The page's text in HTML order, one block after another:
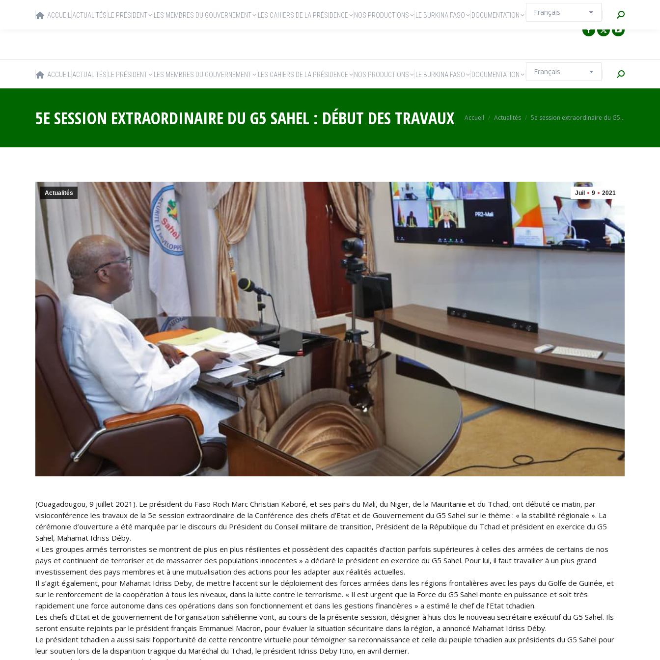
ACCUEIL ACTUALITÉS LE PRÉSIDENT LES MEMBRES DU GOUVERNEMENT LES CAHIERS DE LA PRÉSIDENCE NOS PRODUCTIONS LE BURKINA FASO DOCUMENTATION Recherche
5E SESSION EXTRAORDINAIRE DU G5 SAHEL : DÉBUT DES TRAVAUX Vous êtes ici :
Accueil Actualités 5e session extraordinaire du G5…
Juil 9 2021
Actualités
(Ouagadougou, 9 juillet 2021). Le président du Faso Roch Marc Christian Kaboré, et ses pairs du Mali, du Niger, de la Mauritanie et du Tchad, ont débuté ce matin, par
visioconférence les travaux de la 5e session extraordinaire de la Conférence des chefs d’Etat et de Gouvernement du G5 Sahel sur le thème : « la stabilité régionale ». La
cérémonie d’ouverture a été marquée par le discours du Président du Conseil militaire de transition, Président de la République du Tchad et président en exercice du G5
Sahel, Mahamat Idriss Déby.
« Les groupes armés terroristes se montrent de plus en plus résilientes et possèdent des capacités d’action parfois supérieures à celles des armées de certains de nos
pays et continuent de terroriser et de massacrer des populations innocentes » a déclaré le président en exercice du G5 Sahel. Pour lui, il faut travailler à un plus grand
investissement des pays membres et à une mutualisation des actions pour les adapter aux réalités actuelles.
Il s’agit également, pour Mahamat Idriss Deby, de mettre l’accent sur le déploiement des forces armées dans les régions frontalières avec les pays du Golfe de Guinée, et
sur le renforcement de la coopération à tous les niveaux, dans la lutte contre le terrorisme. « Il est urgent que la Force du G5 Sahel monte en puissance et soit très
rapidement une force autonome dans ces opérations dans son fonctionnement et dans les gestions financières » a estimé le chef de l’Etat tchadien.
Les chefs d’Etat et de gouvernement de l’organisation sahélienne vont, au cours de la présente session, désigner à huis clos le nouveau secrétaire exécutif du G5 Sahel. Ils
seront ensuite rejoints par le président français Emmanuel Macron, pour évaluer la situation sécuritaire dans la région, a annoncé Mahamat Idriss Déby.
Le président tchadien a aussi saisi l’opportunité de cette rencontre virtuelle pour témoigner sa reconnaissance et celle du peuple tchadien aux présidents du G5 Sahel pour
leur soutien lors de la disparition tragique du Maréchal du Tchad, le président Idriss Deby Itno, en avril dernier.
ACCUEIL ACTUALITÉS LE PRÉSIDENT LES MEMBRES DU GOUVERNEMENT LES CAHIERS DE LA PRÉSIDENCE NOS PRODUCTIONS LE BURKINA FASO DOCUMENTATION Recherche